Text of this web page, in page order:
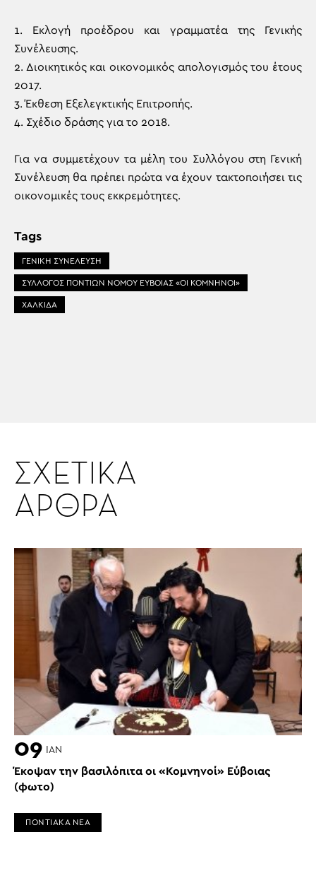
1. Εκλογή προέδρου και γραμματέα της Γενικής
Συνέλευσης.
2. Διοικητικός και οικονομικός απολογισμός του έτους
2017.
3. Έκθεση Εξελεγκτικής Επιτροπής.
4. Σχέδιο δράσης για το 2018.
Για να συμμετέχουν τα μέλη του Συλλόγου στη Γενική
Συνέλευση θα πρέπει πρώτα να έχουν τακτοποιήσει τις
οικονομικές τους εκκρεμότητες.
Tags
ΓΕΝΙΚΗ ΣΥΝΕΛΕΥΣΗ
ΣΥΛΛΟΓΟΣ ΠΟΝΤΙΩΝ ΝΟΜΟΥ ΕΥΒΟΙΑΣ «ΟΙ ΚΟΜΝΗΝΟΙ»
ΧΑΛΚΙΔΑ
ΣΧΕΤΙΚΑ
ΑΡΘΡΑ
09 ΙΑΝ
Έκοψαν την βασιλόπιτα οι «Κομνηνοί» Εύβοιας
(φωτο)
ΠΟΝΤΙΑΚΑ ΝΕΑ